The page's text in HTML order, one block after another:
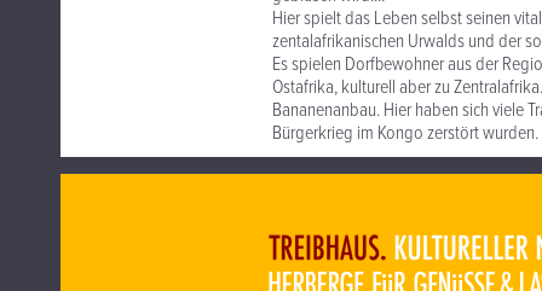
Hier spielt das Leben selbst seinen
zentalafrikanischen Urwalds und der
Es spielen Dorfbewohner aus der
Ostafrika, kulturell aber zu
Bananenanbau. Hier haben sich viele
Bürgerkrieg im Kongo zerstört wurden.